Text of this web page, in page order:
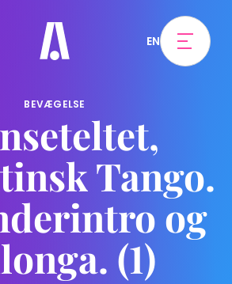
EN
BEVÆGELSE
Tango.
og
(1)